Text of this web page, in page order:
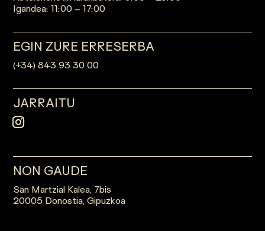
Igandea: 11:00 – 17:00
EGIN ZURE ERRESERBA
(+34) 843 93 30 00
JARRAITU
NON GAUDE
San Martzial Kalea, 7bis
20005 Donostia, Gipuzkoa